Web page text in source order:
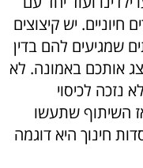
חיוניים. יש קיצוצים
שמגיעים להם בדין
אותכם באמונה. לא
נזכה לכיסוי
השיתוף שתעשו
חינוך היא דוגמה